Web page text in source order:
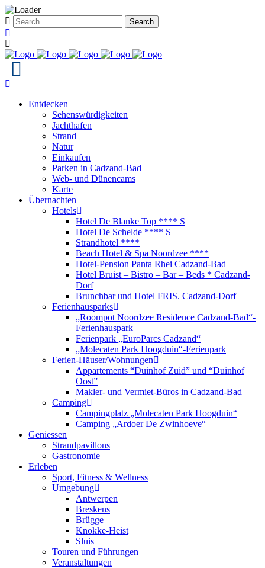
Entdecken
Sehenswürdigkeiten
Jachthafen
Strand
Natur
Einkaufen
Parken in Cadzand-Bad
Web- und Dünencams
Karte
Übernachten
Hotels
Hotel De Blanke Top **** S
Hotel De Schelde **** S
Strandhotel ****
Beach Hotel & Spa Noordzee ****
Hotel-Pension Panta Rhei Cadzand-Bad
Hotel Bruist – Bistro – Bar – Beds * Cadzand-
Dorf
Brunchbar und Hotel FRIS. Cadzand-Dorf
Ferienhausparks
„Roompot Noordzee Residence Cadzand-Bad“-
Ferienhauspark
Ferienpark „EuroParcs Cadzand“
„Molecaten Park Hoogduin“-Ferienpark
Ferien-Häuser/Wohnungen
Appartements “Duinhof Zuid” und “Duinhof
Oost”
Makler- und Vermiet-Büros in Cadzand-Bad
Camping
Campingplatz „Molecaten Park Hoogduin“
Camping „Ardoer De Zwinhoeve“
Geniessen
Strandpavillons
Gastronomie
Erleben
Sport, Fitness & Wellness
Umgebung
Antwerpen
Breskens
Brügge
Knokke-Heist
Sluis
Touren und Führungen
Veranstaltungen